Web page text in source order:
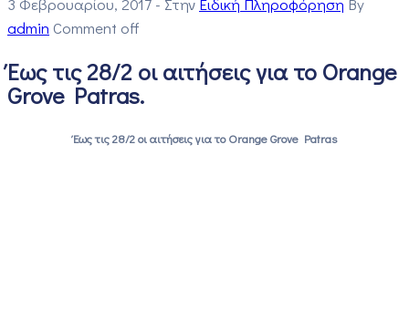
admin Comment off
Έως τις 28/2 οι αιτήσεις για το Orange
Grove Patras.
Έως τις 28/2 οι αιτήσεις για το Orange Grove Patras